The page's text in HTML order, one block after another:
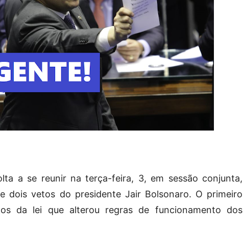
a se reunir na terça-feira, 3, em sessão conjunta,
dois vetos do presidente Jair Bolsonaro. O primeiro
da lei que alterou regras de funcionamento dos